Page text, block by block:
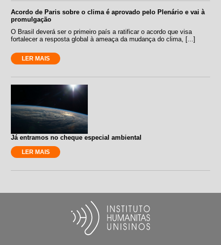
Acordo de Paris sobre o clima é aprovado pelo Plenário e vai à
promulgação
O Brasil deverá ser o primeiro país a ratificar o acordo que visa
fortalecer a resposta global à ameaça da mudança do clima, [...]
LER MAIS
Já entramos no cheque especial ambiental
LER MAIS